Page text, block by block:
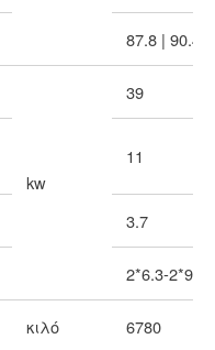
87.8 | 90.4
kw
39
11
3.7
2*6.3-2*9
κιλό 6780